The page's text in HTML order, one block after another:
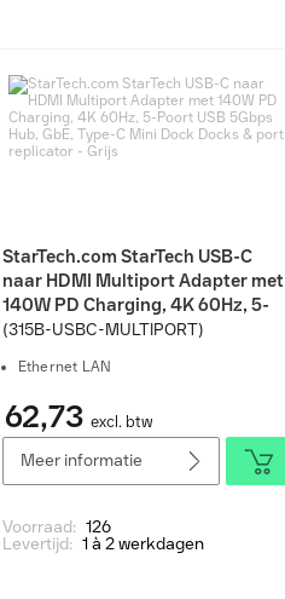
StarTech.com StarTech USB-C
naar HDMI Multiport Adapter met
140W PD Charging, 4K 60Hz, 5-
Poort USB 5Gbps Hub, GbE, Type-
replicator - Grijs
(315B-USBC-MULTIPORT)
Ethernet LAN
62,73 excl. btw
Meer informatie
Voorraad: 126
Levertijd: 1 à 2 werkdagen